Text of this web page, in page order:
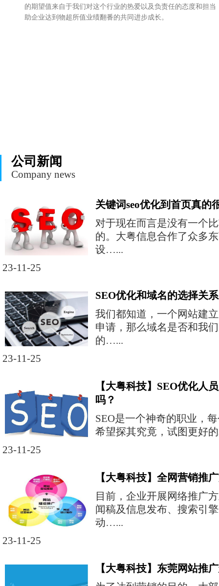
的期望值来自于我们对这个行业的热爱以及负责任的态度和担当
助企业达到物超所值业绩翻番的共同进步成长。
公司新闻
Company news
关键词seo优化到首页真的
对于现在而言是没有一个
的。大粤信息合作了众多
设…...
23-11-25
SEO优化和域名的选择关系
我们都知道，一个网站建
申请，那么域名是否和我
的…...
23-11-25
【大粤科技】SEO优化人
吗？
SEO是一个神奇的职业，
希望探其究竟，试图更好
23-11-25
【大粤科技】全网营销推
目前，企业开展网络推广
闻稿及信息发布、搜索引
动…...
23-11-25
【大粤科技】东莞网站推